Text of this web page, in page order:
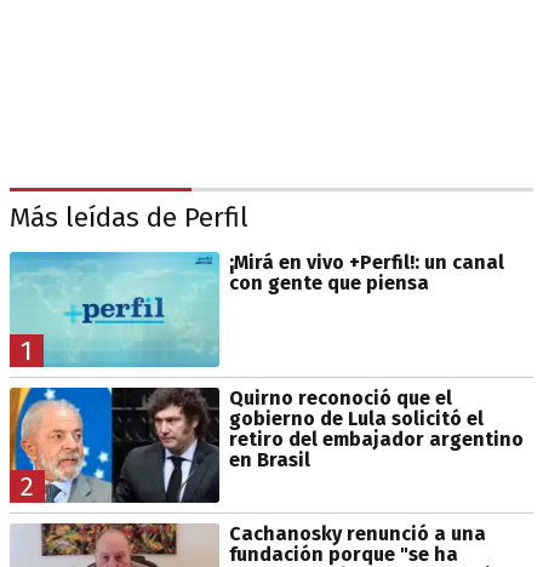
Más leídas de Perfil
1
¡Mirá en vivo +Perfil!: un canal
con gente que piensa
2
Quirno reconoció que el
gobierno de Lula solicitó el
retiro del embajador argentino
en Brasil
Cachanosky renunció a una
fundación porque "se ha